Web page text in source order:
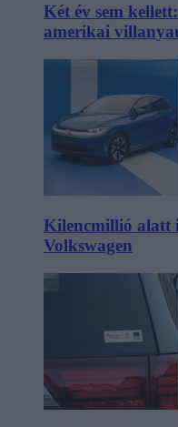
Két év sem
amerikai
Kilencmillió alatt
Volkswagen